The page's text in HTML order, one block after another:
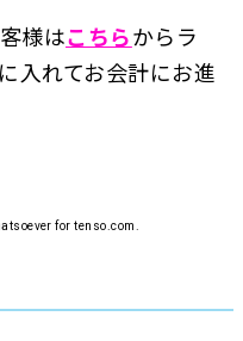
様はこちらからラ
入れてお会計にお進
for tenso.com.